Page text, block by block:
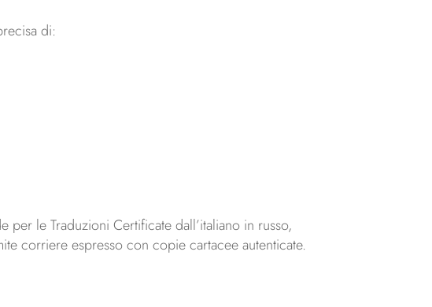
di:
per le Traduzioni Certificate dall’italiano in russo,
corriere espresso con copie cartacee autenticate.